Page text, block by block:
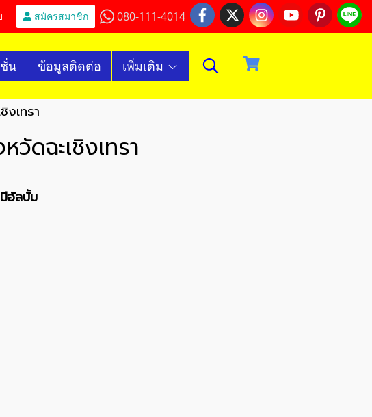
สมัครสมาชิก 080-111-4014
น ข้อมูลติดต่อ เพิ่มเติม
งเทรา
ดฉะเชิงเทรา
อัลบั้ม